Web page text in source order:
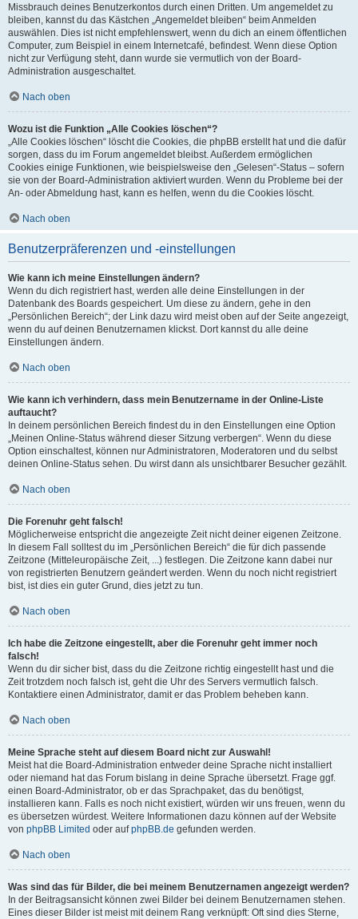
Missbrauch deines Benutzerkontos durch einen Dritten. Um angemeldet zu
bleiben, kannst du das Kästchen „Angemeldet bleiben“ beim Anmelden
auswählen. Dies ist nicht empfehlenswert, wenn du dich an einem öffentlichen
Computer, zum Beispiel in einem Internetcafé, befindest. Wenn diese Option
nicht zur Verfügung steht, dann wurde sie vermutlich von der Board-
Administration ausgeschaltet.
Nach oben
Wozu ist die Funktion „Alle Cookies löschen“?
„Alle Cookies löschen“ löscht die Cookies, die phpBB erstellt hat und die dafür
sorgen, dass du im Forum angemeldet bleibst. Außerdem ermöglichen
Cookies einige Funktionen, wie beispielsweise den „Gelesen“-Status – sofern
sie von der Board-Administration aktiviert wurden. Wenn du Probleme bei der
An- oder Abmeldung hast, kann es helfen, wenn du die Cookies löscht.
Nach oben
Benutzerpräferenzen und -einstellungen
Wie kann ich meine Einstellungen ändern?
Wenn du dich registriert hast, werden alle deine Einstellungen in der
Datenbank des Boards gespeichert. Um diese zu ändern, gehe in den
„Persönlichen Bereich“; der Link dazu wird meist oben auf der Seite angezeigt,
wenn du auf deinen Benutzernamen klickst. Dort kannst du alle deine
Einstellungen ändern.
Nach oben
Wie kann ich verhindern, dass mein Benutzername in der Online-Liste
auftaucht?
In deinem persönlichen Bereich findest du in den Einstellungen eine Option
„Meinen Online-Status während dieser Sitzung verbergen“. Wenn du diese
Option einschaltest, können nur Administratoren, Moderatoren und du selbst
deinen Online-Status sehen. Du wirst dann als unsichtbarer Besucher gezählt.
Nach oben
Die Forenuhr geht falsch!
Möglicherweise entspricht die angezeigte Zeit nicht deiner eigenen Zeitzone.
In diesem Fall solltest du im „Persönlichen Bereich“ die für dich passende
Zeitzone (Mitteleuropäische Zeit, ...) festlegen. Die Zeitzone kann dabei nur
von registrierten Benutzern geändert werden. Wenn du noch nicht registriert
bist, ist dies ein guter Grund, dies jetzt zu tun.
Nach oben
Ich habe die Zeitzone eingestellt, aber die Forenuhr geht immer noch
falsch!
Wenn du dir sicher bist, dass du die Zeitzone richtig eingestellt hast und die
Zeit trotzdem noch falsch ist, geht die Uhr des Servers vermutlich falsch.
Kontaktiere einen Administrator, damit er das Problem beheben kann.
Nach oben
Meine Sprache steht auf diesem Board nicht zur Auswahl!
Meist hat die Board-Administration entweder deine Sprache nicht installiert
oder niemand hat das Forum bislang in deine Sprache übersetzt. Frage ggf.
einen Board-Administrator, ob er das Sprachpaket, das du benötigst,
installieren kann. Falls es noch nicht existiert, würden wir uns freuen, wenn du
es übersetzen würdest. Weitere Informationen dazu können auf der Website
von phpBB Limited oder aufphpBB.de gefunden werden.
Nach oben
Was sind das für Bilder, die bei meinem Benutzernamen angezeigt werden?
In der Beitragsansicht können zwei Bilder bei deinem Benutzernamen stehen.
Eines dieser Bilder ist meist mit deinem Rang verknüpft: Oft sind dies Sterne,